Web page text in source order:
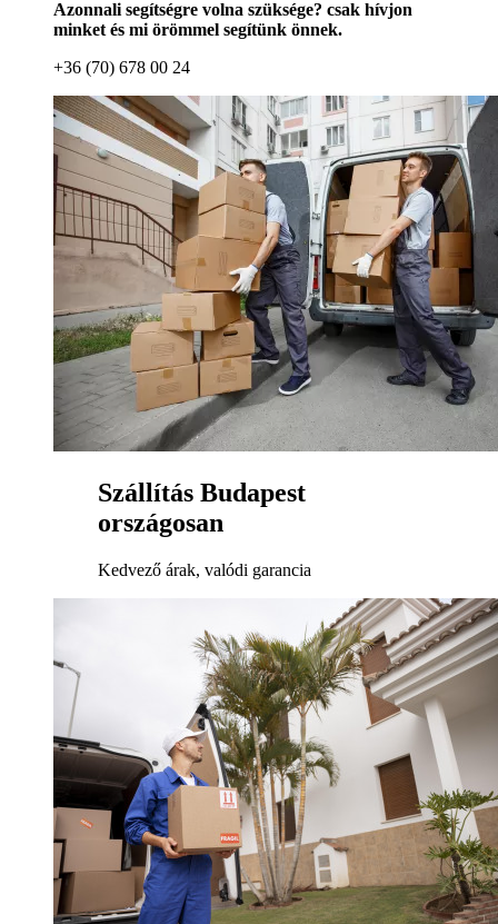
Azonnali segítségre volna szüksége? csak hívjon
minket és mi örömmel segítünk önnek.
+36 (70) 678 00 24
Szállítás Budapest
országosan
Kedvező árak, valódi garancia